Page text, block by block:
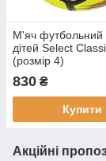
М'яч футбольний
дітей Select
(розмір 4)
830 ₴
Купити
Акційні